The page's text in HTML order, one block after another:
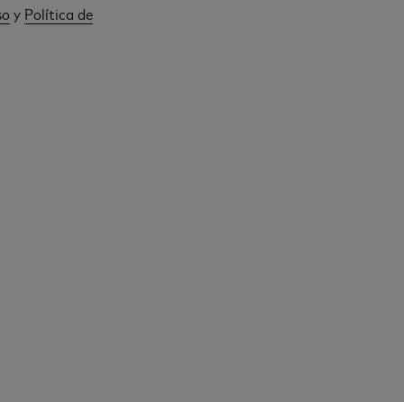
y Política de